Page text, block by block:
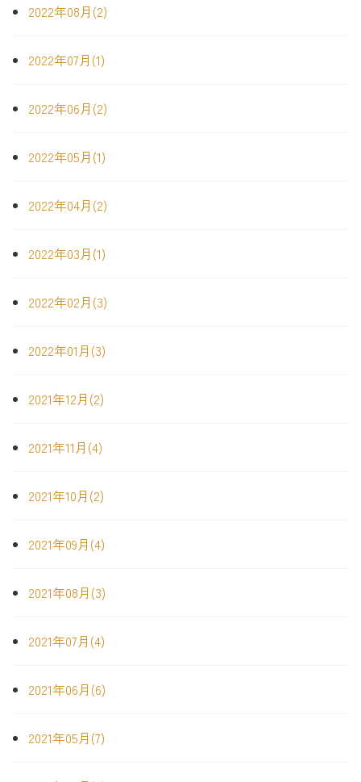
2022年08月(2)
2022年07月(1)
2022年06月(2)
2022年05月(1)
2022年04月(2)
2022年03月(1)
2022年02月(3)
2022年01月(3)
2021年12月(2)
2021年11月(4)
2021年10月(2)
2021年09月(4)
2021年08月(3)
2021年07月(4)
2021年06月(6)
2021年05月(7)